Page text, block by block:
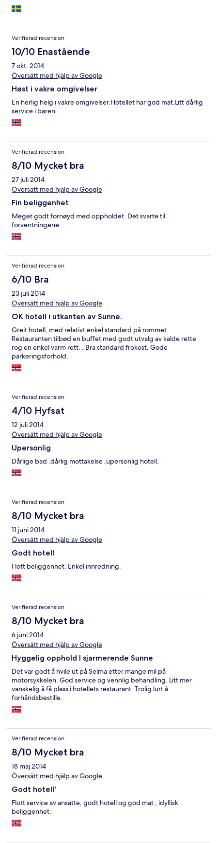
Verifierad recension
10/10 Enastående
7 okt. 2014
Översätt med hjälp av Google
Høst i vakre omgivelser
En herlig helg i vakre omgivelser.Hotellet har god mat.Litt dårlig
service i baren.
Verifierad recension
8/10 Mycket bra
27 juli 2014
Översätt med hjälp av Google
Fin beliggenhet
Meget godt fornøyd med oppholdet. Det svarte til
forventningene.
Verifierad recension
6/10 Bra
23 juli 2014
Översätt med hjälp av Google
OK hotell i utkanten av Sunne.
Greit hotell, med relativt enkel standard på rommet.
Restauranten tilbød en buffet med godt utvalg av kalde rette
rog en enkel varm rett. . Bra standard frokost. Gode
parkeringsforhold.
Verifierad recension
4/10 Hyfsat
12 juli 2014
Översätt med hjälp av Google
Upersonlig
Dårlige bad .dårlig mottakelse ,upersonlig hotell.
Verifierad recension
8/10 Mycket bra
11 juni 2014
Översätt med hjälp av Google
Godt hotell
Flott beliggenhet. Enkel innredning.
Verifierad recension
8/10 Mycket bra
6 juni 2014
Översätt med hjälp av Google
Hyggelig opphold I sjarmerende Sunne
Det var godt å hvile ut på Selma etter mange mil på
motorsykkelen. God service og vennlig behandling. Litt mer
vanskelig å få plass i hotellets restaurant. Trolig lurt å
forhåndsbestille.
Verifierad recension
8/10 Mycket bra
18 maj 2014
Översätt med hjälp av Google
Godt hotell'
Flott service av ansatte, godt hotell og god mat , idyllisk
beliggenhet.